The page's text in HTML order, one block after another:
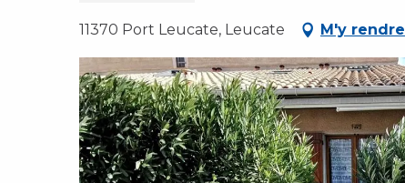
11370 Port Leucate, Leucate M'y rendre